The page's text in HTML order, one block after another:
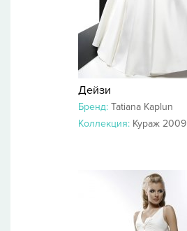
Дейзи
Бренд: Tatiana Kaplun
Коллекция: Кураж 2009